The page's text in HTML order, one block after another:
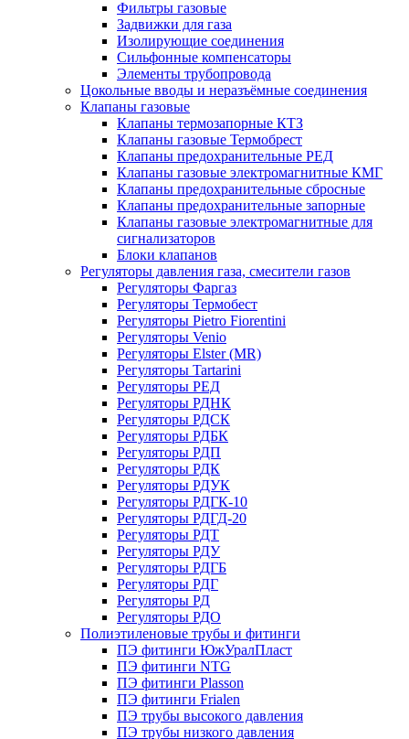
Фильтры газовые
Задвижки для газа
Изолирующие соединения
Сильфонные компенсаторы
Элементы трубопровода
Цокольные вводы и неразъёмные соединения
Клапаны газовые
Клапаны термозапорные КТЗ
Клапаны газовые Термобрест
Клапаны предохранительные РЕД
Клапаны газовые электромагнитные КМГ
Клапаны предохранительные сбросные
Клапаны предохранительные запорные
Клапаны газовые электромагнитные для
сигнализаторов
Блоки клапанов
Регуляторы давления газа, смесители газов
Регуляторы Фаргаз
Регуляторы Термобест
Регуляторы Pietro Fiorentini
Регуляторы Venio
Регуляторы Elster (MR)
Регуляторы Tartarini
Регуляторы РЕД
Регуляторы РДНК
Регуляторы РДСК
Регуляторы РДБК
Регуляторы РДП
Регуляторы РДК
Регуляторы РДУК
Регуляторы РДГК-10
Регуляторы РДГД-20
Регуляторы РДТ
Регуляторы РДУ
Регуляторы РДГБ
Регуляторы РДГ
Регуляторы РД
Регуляторы РДО
Полиэтиленовые трубы и фитинги
ПЭ фитинги ЮжУралПласт
ПЭ фитинги NTG
ПЭ фитинги Plasson
ПЭ фитинги Frialen
ПЭ трубы высокого давления
ПЭ трубы низкого давления